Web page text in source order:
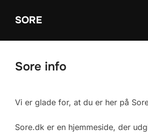
SORE
Sore info
Vi er glade for, at du er her på
Sore.dk er en hjemmeside, der